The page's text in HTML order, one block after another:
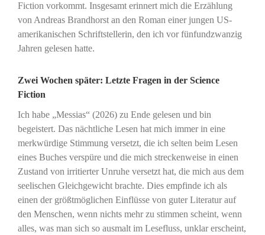
Fiction vorkommt. Insgesamt erinnert mich die Erzählung
von Andreas Brandhorst an den Roman einer jungen US-
amerikanischen Schriftstellerin, den ich vor fünfundzwanzig
Jahren gelesen hatte.
Zwei Wochen später: Letzte Fragen in der Science
Fiction
Ich habe „Messias“ (2026) zu Ende gelesen und bin
begeistert. Das nächtliche Lesen hat mich immer in eine
merkwürdige Stimmung versetzt, die ich selten beim Lesen
eines Buches verspüre und die mich streckenweise in einen
Zustand von irritierter Unruhe versetzt hat, die mich aus dem
seelischen Gleichgewicht brachte. Dies empfinde ich als
einen der größtmöglichen Einflüsse von guter Literatur auf
den Menschen, wenn nichts mehr zu stimmen scheint, wenn
alles, was man sich so ausmalt im Lesefluss, unklar erscheint,